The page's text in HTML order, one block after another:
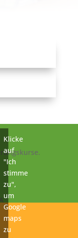
Klicke
auf
"Ich
stimme
zu",
um
Google
maps
zu